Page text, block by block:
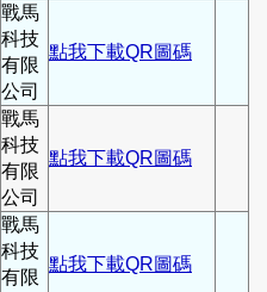
戰馬
科技
有限
公司
點我下載QR圖碼
戰馬
科技
有限
公司
點我下載QR圖碼
戰馬
科技
有限
點我下載QR圖碼